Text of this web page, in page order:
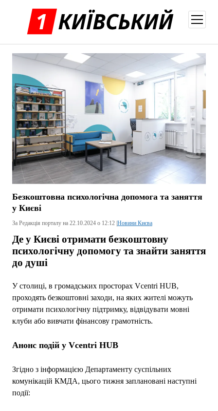
меню
Безкоштовна психологічна допомога та заняття
у Києві
За Редакція порталу на 22.10.2024 о 12:12 |Новини Києва
Де у Києві отримати безкоштовну
психологічну допомогу та знайти заняття
до душі
У столиці, в громадських просторах Vcentri HUB,
проходять безкоштовні заходи, на яких жителі можуть
отримати психологічну підтримку, відвідувати мовні
клуби або вивчати фінансову грамотність.
Анонс подій у Vcentri HUB
Згідно з інформацією Департаменту суспільних
комунікацій КМДА, цього тижня заплановані наступні
події: